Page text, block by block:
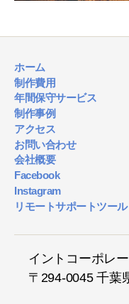
ホーム
制作費用
年間保守サービス
制作事例
アクセス
お問い合わせ
会社概要
Facebook
Instagram
リモートサポートツール
イントコーポレ
〒294-0045 千葉